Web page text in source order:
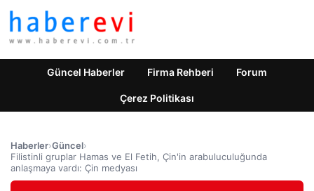
Güncel Haberler Firma Rehberi Forum
Çerez Politikası
Haberler›Güncel›
Filistinli gruplar Hamas ve El Fetih, Çin'in arabuluculuğunda
anlaşmaya vardı: Çin medyası